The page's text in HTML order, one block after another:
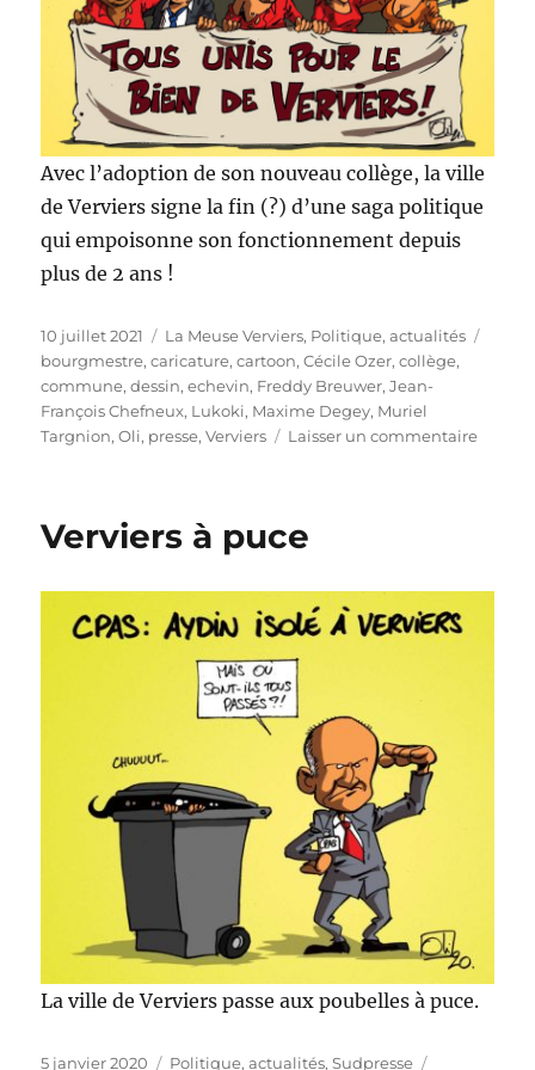
Avec l’adoption de son nouveau collège, la ville
de Verviers signe la fin (?) d’une saga politique
qui empoisonne son fonctionnement depuis
plus de 2 ans !
Publié
le
10 juillet 2021 Catégories
La Meuse Verviers, Politique, actualités
bourgmestre,caricature,cartoon,Cécile Ozer,collège,
commune,dessin,echevin, Freddy Breuwer,Jean-
François Chefneux, Lukoki, Maxime Degey, Muriel
Targnion,Oli, presse,Verviers Laisser un commentairesur
Verviers à puce
La ville de Verviers passe aux poubelles à puce.
Publié
5 janvier 2020 Catégories
Politique, actualités,Sudpresse